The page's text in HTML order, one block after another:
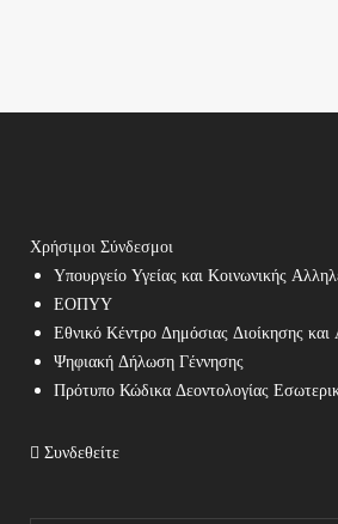
Χρήσιμοι Σύνδεσμοι
Υπουργείο Υγείας και Κοινωνικής
ΕΟΠΥΥ
Εθνικό Κέντρο Δημόσιας Διοίκησης και
Ψηφιακή Δήλωση Γέννησης
Πρότυπο Κώδικα Δεοντολογίας
Συνδεθείτε